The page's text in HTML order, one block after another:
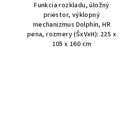
Funkcia rozkladu, úložný
priestor, výklopný
mechanizmus Dolphin, HR
pena, rozmery (ŠxVxH): 225 x
105 x 160 cm